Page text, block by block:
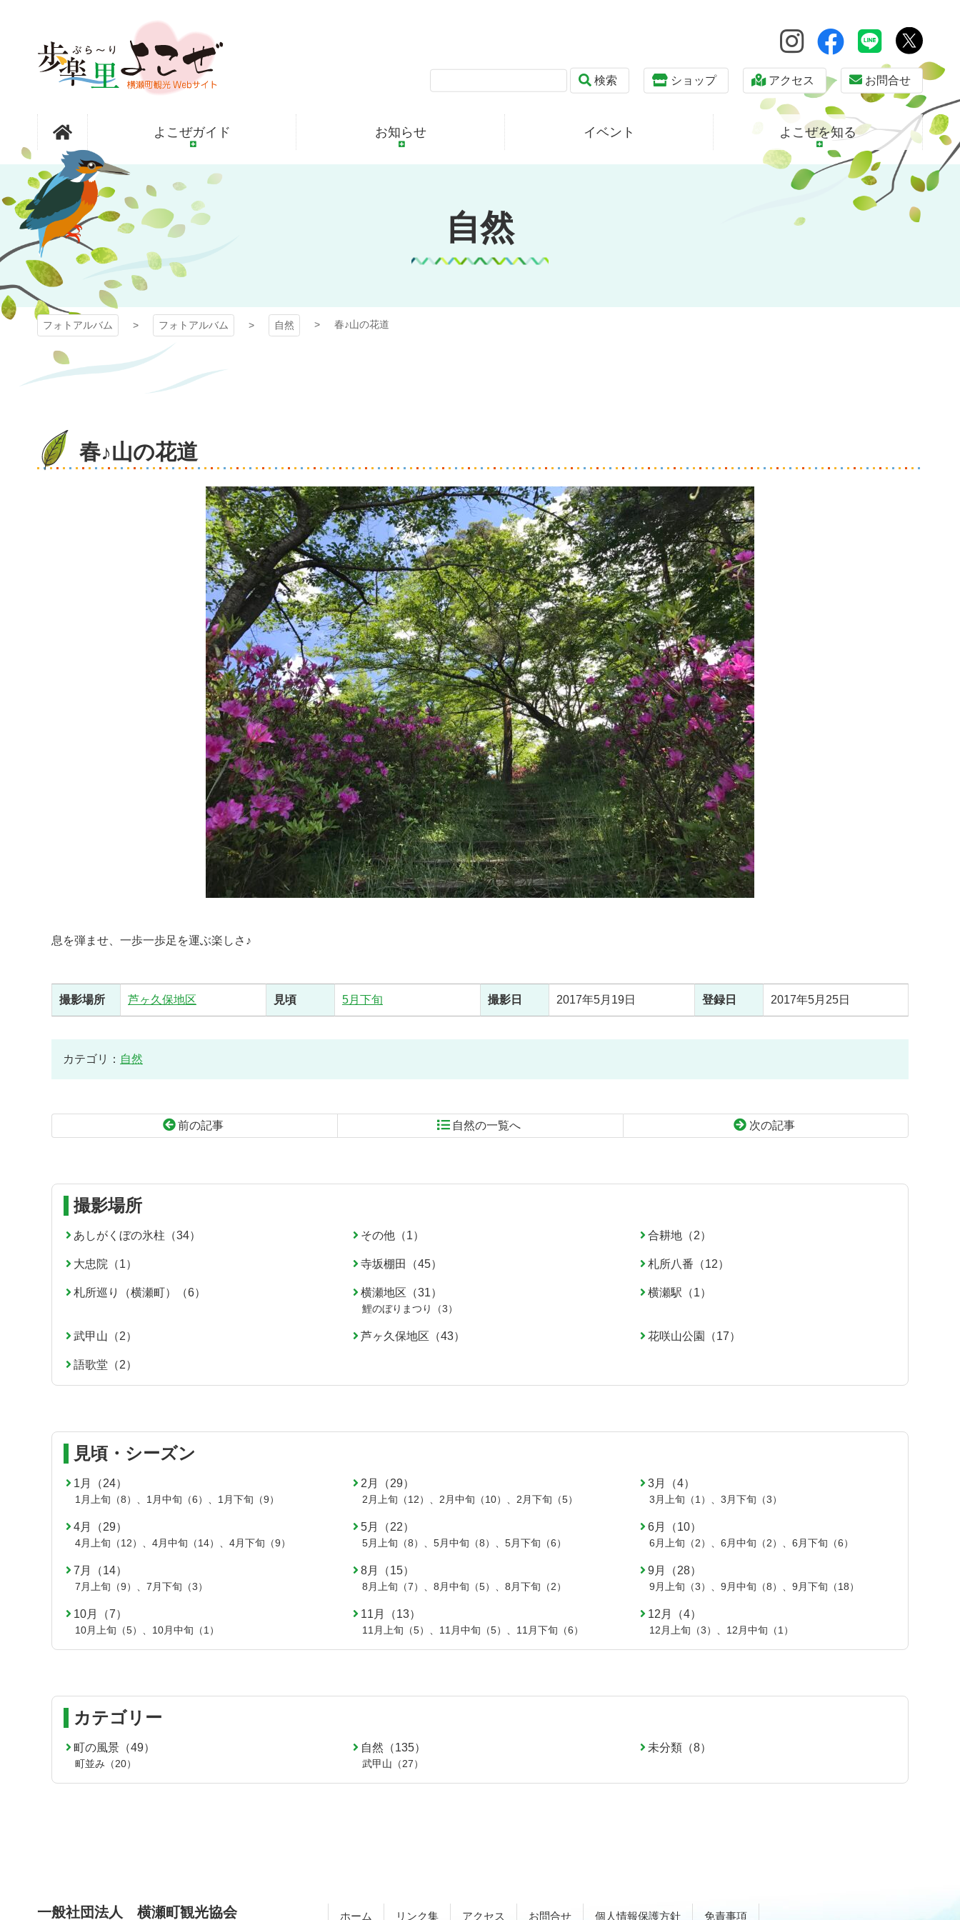
キ
プ
フォトアル
バム
検索 ショップ アクセス お問合せ
よこぜガイド お知らせ イベント よこぜを知る
自然
フォトアルバム フォトアルバム 自然 春♪山の花道
春♪山の花道
息を弾ませ、一歩一歩足を運ぶ楽しさ♪
撮影場所 芦ヶ久保地区 見頃 5月下旬 撮影日 2017年5月19日 登録日 2017年5月25日
カテゴリ： 自然
前の記事 自然の一覧へ
次の記事
撮影場所
あしがくぼの氷柱（34） その他（1） 合耕地（2）
大忠院（1） 寺坂棚田（45） 札所八番（12）
札所巡り（横瀬町）（6） 横瀬地区（31）
鯉のぼりまつり（3）
横瀬駅（1）
武甲山（2） 芦ヶ久保地区（43） 花咲山公園（17）
語歌堂（2）
見頃・シーズン
1月（24）
1月上旬（8） 、 1月中旬（6） 、 1月下旬（9）
2月（29）
2月上旬（12） 、 2月中旬（10） 、 2月下旬（5）
3月（4）
3月上旬（1） 、 3月下旬（3）
4月（29）
4月上旬（12） 、 4月中旬（14） 、 4月下旬（9）
5月（22）
5月上旬（8） 、 5月中旬（8） 、 5月下旬（6）
6月（10）
6月上旬（2） 、 6月中旬（2） 、 6月下旬（6）
7月（14）
7月上旬（9） 、 7月下旬（3）
8月（15）
8月上旬（7） 、 8月中旬（5） 、 8月下旬（2）
9月（28）
9月上旬（3） 、 9月中旬（8） 、 9月下旬（18）
10月（7）
10月上旬（5） 、 10月中旬（1）
11月（13）
11月上旬（5） 、 11月中旬（5） 、 11月下旬（6）
12月（4）
12月上旬（3） 、 12月中旬（1）
カテゴリー
町の風景（49）
町並み（20）
自然（135）
武甲山（27）
未分類（8）
一般社団法人 横瀬町観光協会 ホーム リンク集 アクセス お問合せ 個人情報保護方針 免責事項